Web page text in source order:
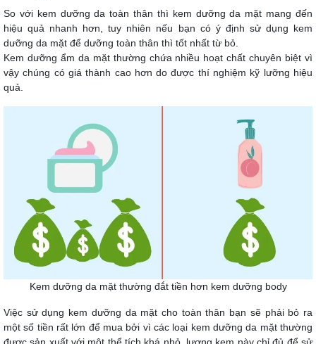
So với kem dưỡng da toàn thân thì kem dưỡng da mặt mang đến
hiệu quả nhanh hơn, tuy nhiên nếu bạn có ý định sử dụng kem
dưỡng da mặt để dưỡng toàn thân thì tốt nhất từ bỏ.
Kem dưỡng ẩm da mặt thường chứa nhiều hoạt chất chuyên biệt vì
vậy chúng có giá thành cao hơn do được thí nghiệm kỹ lưỡng hiệu
quả.
Kem dưỡng da mặt thường đắt tiền hơn kem dưỡng body
Việc sử dụng kem dưỡng da mặt cho toàn thân bạn sẽ phải bỏ ra
một số tiền rất lớn để mua bởi vì các loại kem dưỡng da mặt thường